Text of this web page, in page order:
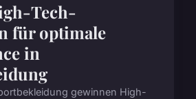
Tech-
für optimale
in
gewinnen High-